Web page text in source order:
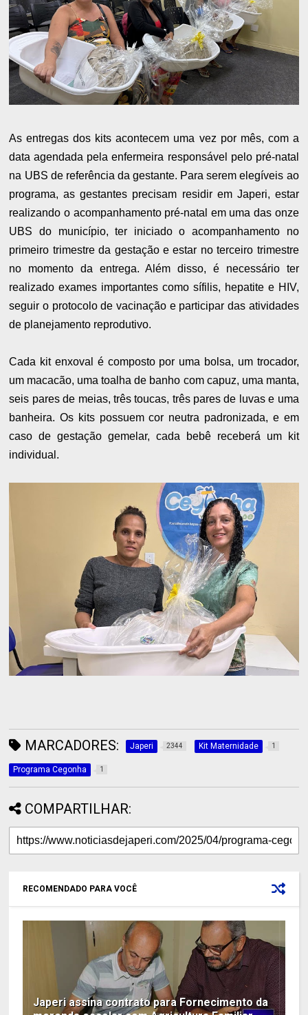
As entregas dos kits acontecem uma vez por mês, com a
data agendada pela enfermeira responsável pelo pré-natal
na UBS de referência da gestante. Para serem elegíveis ao
programa, as gestantes precisam residir em Japeri, estar
realizando o acompanhamento pré-natal em uma das onze
UBS do município, ter iniciado o acompanhamento no
primeiro trimestre da gestação e estar no terceiro trimestre
no momento da entrega. Além disso, é necessário ter
realizado exames importantes como sífilis, hepatite e HIV,
seguir o protocolo de vacinação e participar das atividades
de planejamento reprodutivo.
Cada kit enxoval é composto por uma bolsa, um trocador,
um macacão, uma toalha de banho com capuz, uma manta,
seis pares de meias, três toucas, três pares de luvas e uma
banheira. Os kits possuem cor neutra padronizada, e em
caso de gestação gemelar, cada bebê receberá um kit
individual.
MARCADORES: Japeri 2344 Kit Maternidade 1
Programa Cegonha 1
COMPARTILHAR:
RECOMENDADO PARA VOCÊ
Japeri assina contrato para Fornecimento da